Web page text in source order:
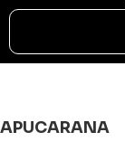
APUCARANA